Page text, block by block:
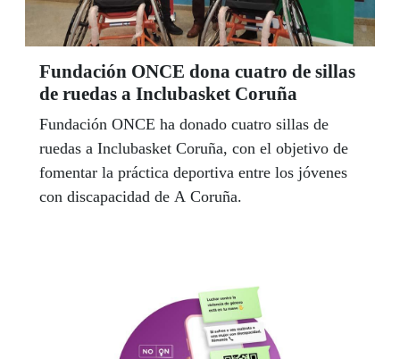
Fundación ONCE dona cuatro de sillas
de ruedas a Inclubasket Coruña
Fundación ONCE ha donado cuatro sillas de
ruedas a Inclubasket Coruña, con el objetivo de
fomentar la práctica deportiva entre los jóvenes
con discapacidad de A Coruña.